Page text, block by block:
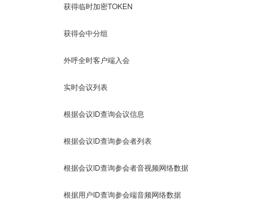
获得临时加密TOKEN
获得会中分组
外呼全时客户端入会
实时会议列表
根据会议ID查询会议信息
根据会议ID查询参会者列表
根据会议ID查询参会者音视频网络数据
根据用户ID查询参会端音频网络数据